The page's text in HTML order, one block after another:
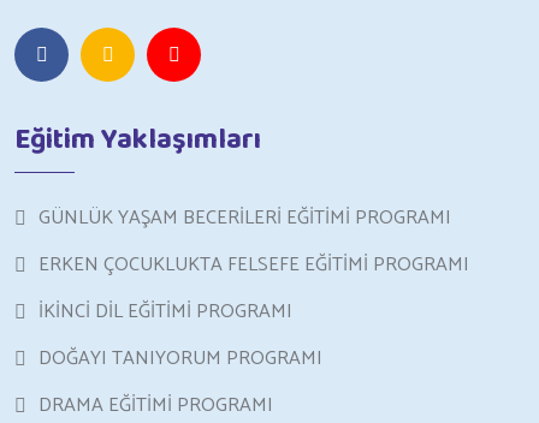
Eğitim Yaklaşımları
GÜNLÜK YAŞAM BECERİLERİ EĞİTİMİ PROGRAMI
ERKEN ÇOCUKLUKTA FELSEFE EĞİTİMİ PROGRAMI
İKİNCİ DİL EĞİTİMİ PROGRAMI
DOĞAYI TANIYORUM PROGRAMI
DRAMA EĞİTİMİ PROGRAMI